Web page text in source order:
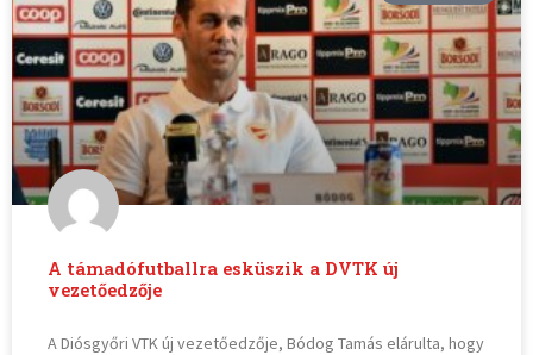
A támadófutballra esküszik a DVTK új
vezetőedzője
A Diósgyőri VTK új vezetőedzője, Bódog Tamás elárulta, hogy